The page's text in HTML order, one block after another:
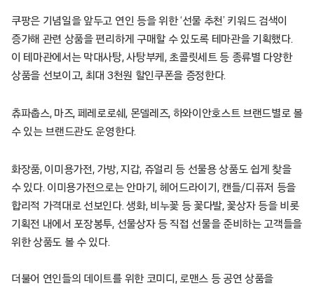
쿠팡은 기념일을 앞두고 연인 등을 위한 ‘선물 추천’ 키워드 검색이
증가해 관련 상품을 편리하게 구매할 수 있도록 테마관을 기획했다.
이 테마관에서는 막대사탕, 사탕부케, 초콜릿세트 등 종류별 다양한
상품을 선보이고, 최대 3천원 할인쿠폰을 증정한다.
츄파춥스, 마즈, 페레로로쉐, 몬델레즈, 하와이안호스트 브랜드별로 볼
수 있는 브랜드관도 운영한다.
화장품, 이미용가전, 가방, 지갑, 쥬얼리 등 선물용 상품도 쉽게 찾을
수 있다. 이미용가전으로는 안마기, 헤어드라이기, 캔들/디퓨저 등을
합리적 가격대로 선보인다. 생화, 비누꽃 등 꽃다발, 꽃상자 등을 비롯
기획전 내에서 포장봉투, 선물상자 등 직접 선물을 준비하는 고객들을
위한 상품도 볼 수 있다.
더불어 연인들의 데이트를 위한 코미디, 로맨스 등 공연 상품을